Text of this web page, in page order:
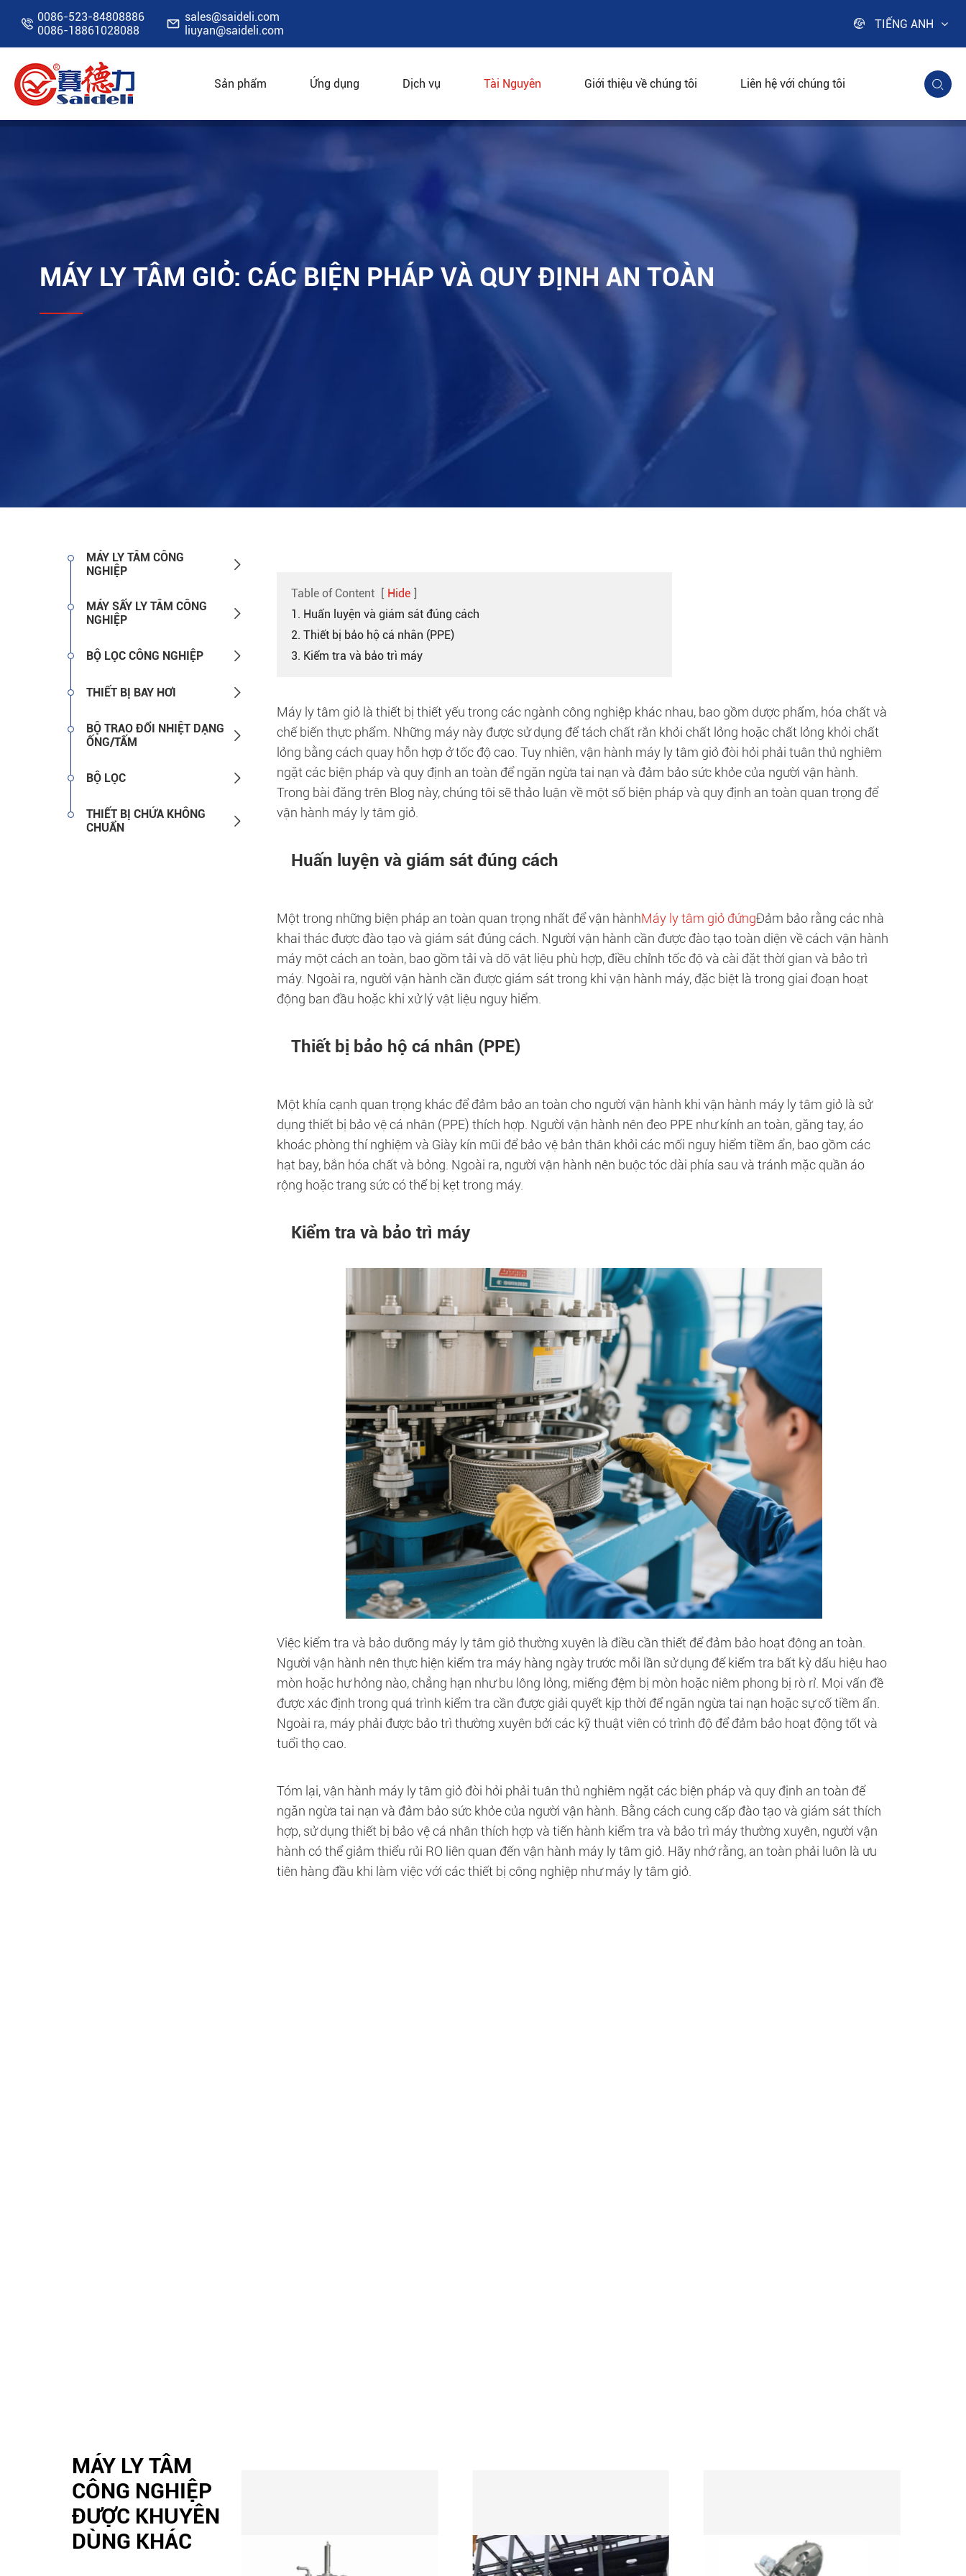
 0086-523-84808886
0086-18861028088
 sales@saideli.com
liuyan@saideli.com
 TIẾNG ANH
Sản phẩm Ứng dụng Dịch vụ Tài Nguyên Giới thiệu về chúng tôi Liên hệ với chúng tôi 
Nhà Tài Nguyên
MÁY LY TÂM GIỎ: CÁC BIỆN PHÁP VÀ QUY ĐỊNH AN TOÀN
MÁY LY TÂM CÔNG
NGHIỆP

MÁY SẤY LY TÂM CÔNG
NGHIỆP

BỘ LỌC CÔNG NGHIỆP 
THIẾT BỊ BAY HƠI 
BỘ TRAO ĐỔI NHIỆT DẠNG
ỐNG/TẤM

BỘ LỌC 
THIẾT BỊ CHỨA KHÔNG
CHUẨN

Table of Content [ Hide ]
1. Huấn luyện và giám sát đúng cách
2. Thiết bị bảo hộ cá nhân (PPE)
3. Kiểm tra và bảo trì máy
Máy ly tâm giỏ là thiết bị thiết yếu trong các ngành công nghiệp khác nhau, bao gồm dược phẩm, hóa chất và
chế biến thực phẩm. Những máy này được sử dụng để tách chất rắn khỏi chất lỏng hoặc chất lỏng khỏi chất
lỏng bằng cách quay hỗn hợp ở tốc độ cao. Tuy nhiên, vận hành máy ly tâm giỏ đòi hỏi phải tuân thủ nghiêm
ngặt các biện pháp và quy định an toàn để ngăn ngừa tai nạn và đảm bảo sức khỏe của người vận hành.
Trong bài đăng trên Blog này, chúng tôi sẽ thảo luận về một số biện pháp và quy định an toàn quan trọng để
vận hành máy ly tâm giỏ.
Huấn luyện và giám sát đúng cách
Một trong những biện pháp an toàn quan trọng nhất để vận hànhMáy ly tâm giỏ đứngĐảm bảo rằng các nhà
khai thác được đào tạo và giám sát đúng cách. Người vận hành cần được đào tạo toàn diện về cách vận hành
máy một cách an toàn, bao gồm tải và dỡ vật liệu phù hợp, điều chỉnh tốc độ và cài đặt thời gian và bảo trì
máy. Ngoài ra, người vận hành cần được giám sát trong khi vận hành máy, đặc biệt là trong giai đoạn hoạt
động ban đầu hoặc khi xử lý vật liệu nguy hiểm.
Thiết bị bảo hộ cá nhân (PPE)
Một khía cạnh quan trọng khác để đảm bảo an toàn cho người vận hành khi vận hành máy ly tâm giỏ là sử
dụng thiết bị bảo vệ cá nhân (PPE) thích hợp. Người vận hành nên đeo PPE như kính an toàn, găng tay, áo
khoác phòng thí nghiệm và Giày kín mũi để bảo vệ bản thân khỏi các mối nguy hiểm tiềm ẩn, bao gồm các
hạt bay, bắn hóa chất và bỏng. Ngoài ra, người vận hành nên buộc tóc dài phía sau và tránh mặc quần áo
rộng hoặc trang sức có thể bị kẹt trong máy.
Kiểm tra và bảo trì máy
Việc kiểm tra và bảo dưỡng máy ly tâm giỏ thường xuyên là điều cần thiết để đảm bảo hoạt động an toàn.
Người vận hành nên thực hiện kiểm tra máy hàng ngày trước mỗi lần sử dụng để kiểm tra bất kỳ dấu hiệu hao
mòn hoặc hư hỏng nào, chẳng hạn như bu lông lỏng, miếng đệm bị mòn hoặc niêm phong bị rò rỉ. Mọi vấn đề
được xác định trong quá trình kiểm tra cần được giải quyết kịp thời để ngăn ngừa tai nạn hoặc sự cố tiềm ẩn.
Ngoài ra, máy phải được bảo trì thường xuyên bởi các kỹ thuật viên có trình độ để đảm bảo hoạt động tốt và
tuổi thọ cao.
Tóm lại, vận hành máy ly tâm giỏ đòi hỏi phải tuân thủ nghiêm ngặt các biện pháp và quy định an toàn để
ngăn ngừa tai nạn và đảm bảo sức khỏe của người vận hành. Bằng cách cung cấp đào tạo và giám sát thích
hợp, sử dụng thiết bị bảo vệ cá nhân thích hợp và tiến hành kiểm tra và bảo trì máy thường xuyên, người vận
hành có thể giảm thiểu rủi RO liên quan đến vận hành máy ly tâm giỏ. Hãy nhớ rằng, an toàn phải luôn là ưu
tiên hàng đầu khi làm việc với các thiết bị công nghiệp như máy ly tâm giỏ.
MÁY LY TÂM
CÔNG NGHIỆP
ĐƯỢC KHUYÊN
DÙNG KHÁC